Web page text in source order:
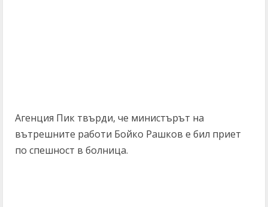
Агенция Пик твърди, че министърът на
вътрешните работи Бойко Рашков е бил приет
по спешност в болница.